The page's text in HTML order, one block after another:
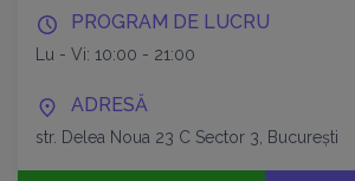
PROGRAM DE LUCRU
Lu - Vi: 10:00 - 21:00
ADRESĂ
str. Delea Noua 23 C Sector 3, București